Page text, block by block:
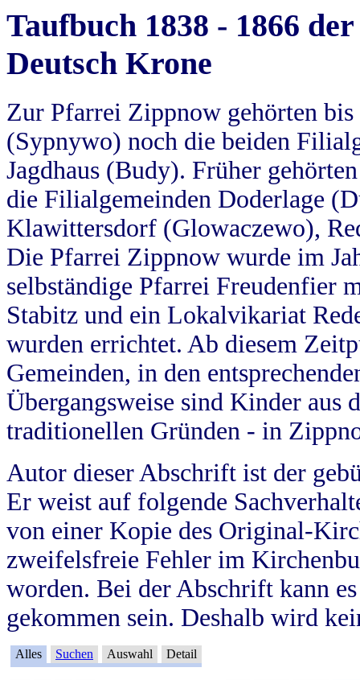
Taufbuch 1838 - 1866
Deutsch Krone
Zur Pfarrei Zippnow gehörten
(Sypnywo) noch die beiden
Jagdhaus (Budy). Früher
die Filialgemeinden Doderlage
Klawittersdorf (Glowaczewo),
Die Pfarrei Zippnow wurde im
selbständige Pfarrei Freudenfier
Stabitz und ein Lokalvikariat
wurden errichtet. Ab diesem
Gemeinden, in den
Übergangsweise sind Kinder aus
traditionellen Gründen - in
Autor dieser Abschrift ist der
Er weist auf folgende
von einer Kopie des Original-
zweifelsfreie Fehler im
worden. Bei der Abschrift kann
gekommen sein. Deshalb wird
Alles Suchen Auswahl Detail